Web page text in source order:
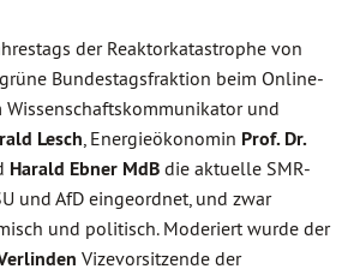
der Reaktorkatastrophe von
Bundestagsfraktion beim Online-
und
Lesch, Energieökonomin Prof. Dr.
Harald Ebner MdB die aktuelle SMR-
und AfD eingeordnet, und zwar
und politisch. Moderiert wurde der
Vizevorsitzende der